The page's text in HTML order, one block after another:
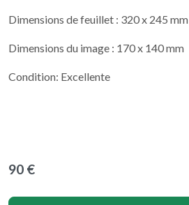
Dimensions de feuillet : 320 x 245 mm
Dimensions du image : 170 x 140 mm
Condition: Excellente
90 €